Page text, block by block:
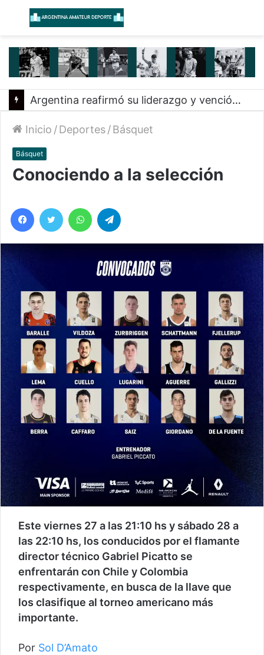
Menú
Argentina reafirmó su liderazgo y venció a Uruguay en el Sudamericano
Inicio /Deportes/Básquet
Básquet
Conociendo a la selección
Facebook
Twitter WhatsApp
Este viernes 27 a las 21:10 hs y sábado 28 a
las 22:10 hs, los conducidos por el flamante
director técnico Gabriel Picatto se
enfrentarán con Chile y Colombia
respectivamente, en busca de la llave que
los clasifique al torneo americano más
importante.
Por Sol D’Amato